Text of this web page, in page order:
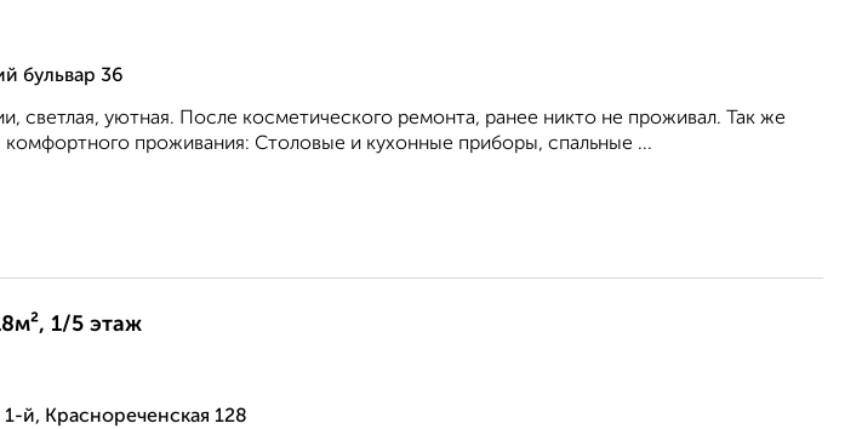
бульвар 36
светлая, уютная. После косметического ремонта, ранее никто не проживал. Так же
проживания: Столовые и кухонные приборы, спальные ...
1/5 этаж
й, Краснореченская 128